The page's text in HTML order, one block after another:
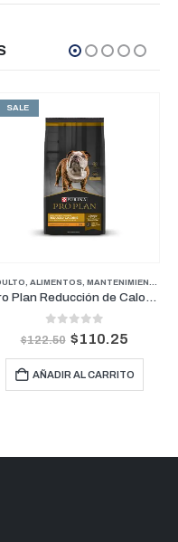
,FARMACIA,
SALE
, ALIMENTOS, MANTENIMIENTO
Pro Plan Reducción de Calorías para Perros Medianos y Grandes 13kg
out of 5
$122.50 $110.25
AÑADIR AL CARRITO